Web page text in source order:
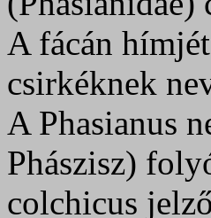
A fácán
csirkéknek
A Phasianus
Phászisz)
colchicus